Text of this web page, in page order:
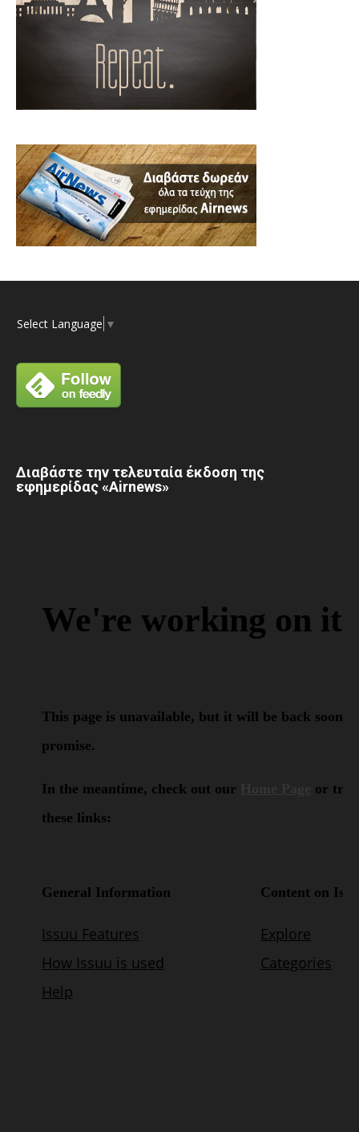
Select Language ▼
Διαβάστε την τελευταία έκδοση της
εφημερίδας «Airnews»